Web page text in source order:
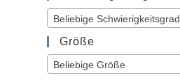
Beliebige Schwierigkeitsgrad
Größe
Beliebige Größe